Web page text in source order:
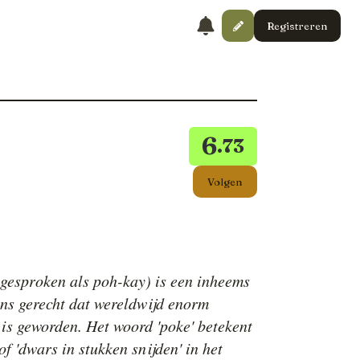
Registreren
6.73
Volgen
als poh-kay) is een inheems
gerecht dat wereldwijd enorm
geworden. Het woord 'poke' betekent
'dwars in stukken snijden' in het